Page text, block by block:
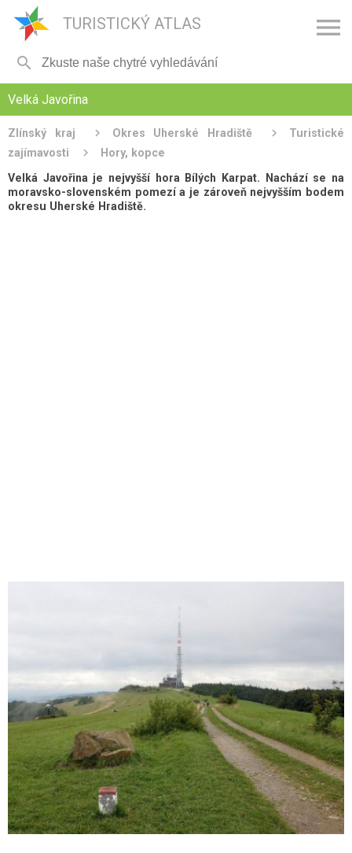
TURISTICKÝ ATLAS 

Velká Javořina
Zlínský kraj Okres Uherské Hradiště
Turistické
zajímavosti
Hory, kopce
Velká Javořina je nejvyšší hora Bílých Karpat. Nachází se na
moravsko-slovenském pomezí a je zároveň nejvyšším bodem
okresu Uherské Hradiště.